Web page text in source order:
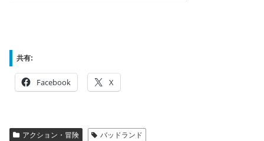
共有:
Facebook X
アクション・冒険 バッドランド